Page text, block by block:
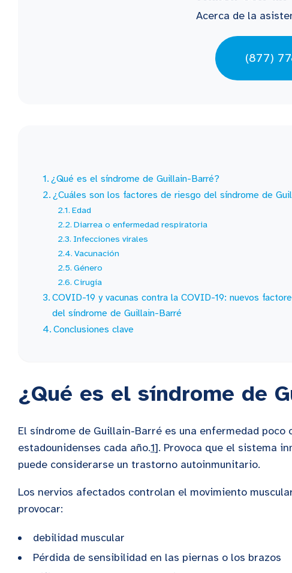
Acerca de la
(877)
¿Qué es el síndrome de Guillain-Barré?
¿Cuáles son los factores de riesgo del síndrome de
Edad
Diarrea o enfermedad respiratoria
Infecciones virales
Vacunación
Género
Cirugía
COVID-19 y vacunas contra la COVID-19: nuevos
del síndrome de Guillain-Barré
Conclusiones clave
¿Qué es el síndrome de
El síndrome de Guillain-Barré es una enfermedad
estadounidenses cada año.1]. Provoca que el sistema
puede considerarse un trastorno autoinmunitario.
Los nervios afectados controlan el movimiento
provocar:
debilidad muscular
Pérdida de sensibilidad en las piernas o los brazos